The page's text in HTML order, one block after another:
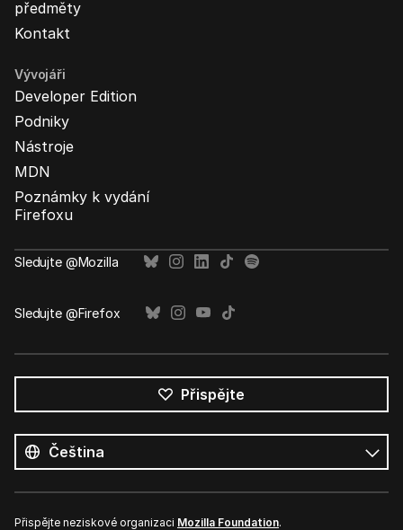
předměty
Kontakt
Vývojáři
Developer Edition
Podniky
Nástroje
MDN
Poznámky k vydání
Firefoxu
Sledujte @Mozilla
Sledujte @Firefox
Přispějte
jazyky
Jazyk
Přispějte neziskové organizaci Mozilla Foundation.